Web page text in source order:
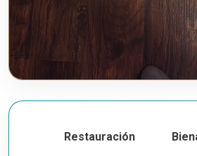
Restauración